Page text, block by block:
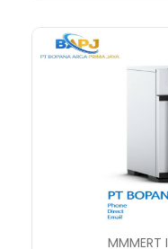
MMMERT